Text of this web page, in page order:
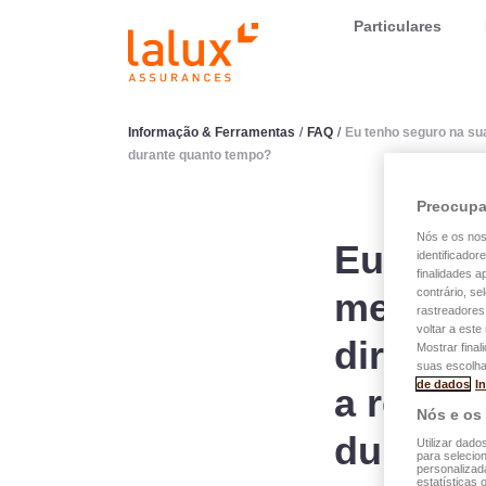
LALUX AssurancesParticulares
Informação & Ferramentas / FAQ / Eu tenho seguro na
durante quanto tempo?
Eu
meu
direito
a
Nós e os
finalidades
contrário,
voltar a este
Mostrar
suas
de dados
Nós e
Utilizar
para
estatísticas